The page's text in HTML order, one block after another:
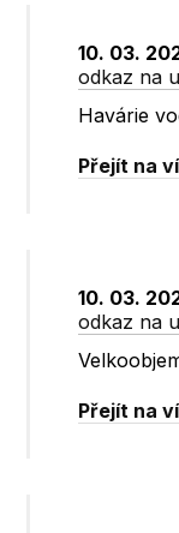
10. 03.
odkaz na
Havárie
Přejít na
10. 03.
odkaz na
Přejít na